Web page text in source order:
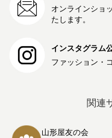
オンラインショ
たします。
インスタグラム
ファッション・
関連
山形屋友の会